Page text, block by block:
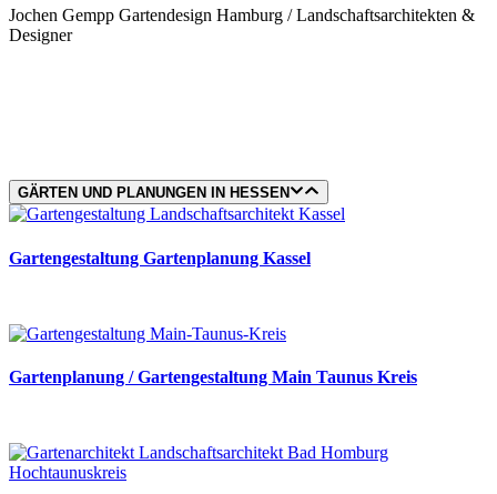
Jochen Gempp Gartendesign Hamburg / Landschaftsarchitekten &
Designer
GÄRTEN UND PLANUNGEN IN HESSEN
Gartengestaltung Gartenplanung Kassel
Gartenplanung / Gartengestaltung Main Taunus Kreis